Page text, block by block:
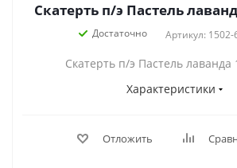
Скатерть п/э Пастель
Достаточно Артикул: 1502-
Скатерть п/э Пастель лаванда
Характеристики
Отложить